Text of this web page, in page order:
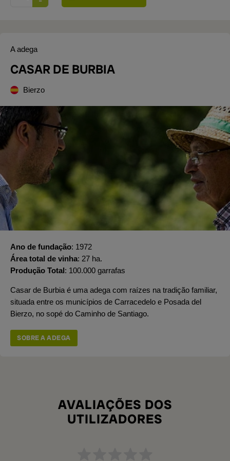
A adega
CASAR DE BURBIA
Bierzo
Ano de fundação 1972
Área total de vinha 27 ha.
Produção Total 100.000 garrafas
Casar de Burbia é uma adega com raízes na tradição familiar,
situada entre os municípios de Carracedelo e Posada del
Bierzo, no sopé do Caminho de Santiago.
SOBRE A ADEGA
AVALIAÇÕES DOS
UTILIZADORES